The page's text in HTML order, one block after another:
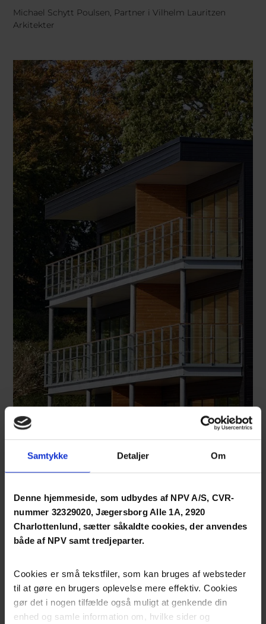
Samtykke Detaljer Om
Denne hjemmeside, som udbydes af NPV A/S, CVR-
nummer 32329020, Jægersborg Alle 1A, 2920
Charlottenlund, sætter såkaldte cookies, der anvendes
både af NPV samt tredjeparter.
Cookies er små tekstfiler, som kan bruges af websteder
til at gøre en brugers oplevelse mere effektiv. Cookies
gør det i nogen tilfælde også muligt at genkende din
enhed og samle information om, hvilke sider og
Michael Schytt Poulsen, Partner i Vilhelm Lauritzen
Arkitekter
Den maritime stemning og landskabet har inspireret til